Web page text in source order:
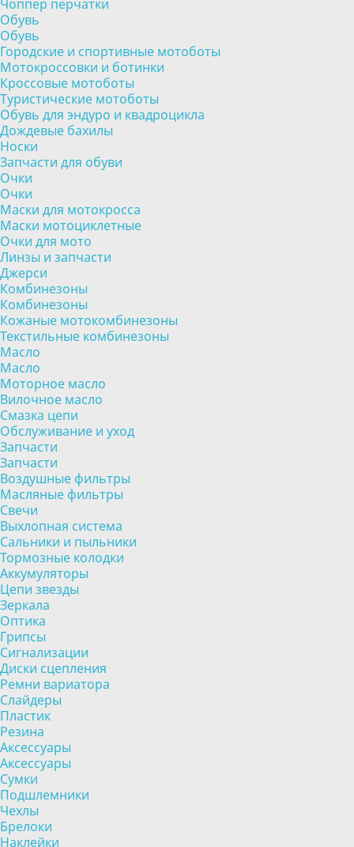
Чоппер перчатки
Обувь
Обувь
Городские и спортивные мотоботы
Мотокроссовки и ботинки
Кроссовые мотоботы
Туристические мотоботы
Обувь для эндуро и квадроцикла
Дождевые бахилы
Носки
Запчасти для обуви
Очки
Очки
Маски для мотокросса
Маски мотоциклетные
Очки для мото
Линзы и запчасти
Джерси
Комбинезоны
Комбинезоны
Кожаные мотокомбинезоны
Текстильные комбинезоны
Масло
Масло
Моторное масло
Вилочное масло
Смазка цепи
Обслуживание и уход
Запчасти
Запчасти
Воздушные фильтры
Масляные фильтры
Свечи
Выхлопная система
Сальники и пыльники
Тормозные колодки
Аккумуляторы
Цепи звезды
Зеркала
Оптика
Грипсы
Сигнализации
Диски сцепления
Ремни вариатора
Слайдеры
Пластик
Резина
Аксессуары
Аксессуары
Сумки
Подшлемники
Чехлы
Брелоки
Наклейки